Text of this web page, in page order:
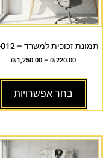
תמונת זכוכית למשרד – AU-012
₪220.00
–
₪1,250.00
בחר אפשרויות